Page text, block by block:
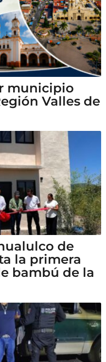
municipio
Valles de
de
la primera
bambú de la